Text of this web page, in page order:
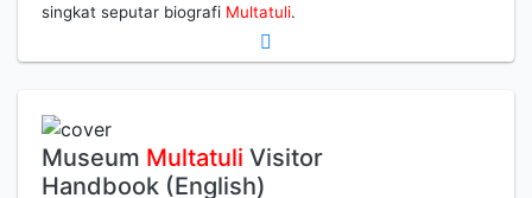
singkat seputar biografi Multatuli.
Museum Multatuli Visitor
Handbook (English)